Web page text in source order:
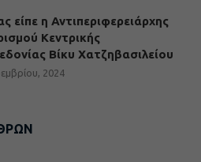
είπε η Αντιπεριφερειάρχης
Κεντρικής
Βίκυ Χατζηβασιλείου
2024